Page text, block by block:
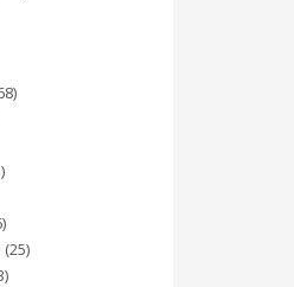
(25)